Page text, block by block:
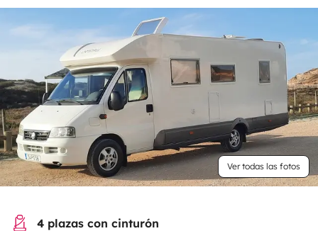
Ver todas las fotos
4 plazas con cinturón